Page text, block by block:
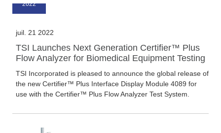
2022
juil. 21 2022
TSI Launches Next Generation Certifier™ Plus
Flow Analyzer for Biomedical Equipment Testing
TSI Incorporated is pleased to announce the global release of
the new Certifier™ Plus Interface Display Module 4089 for
use with the Certifier™ Plus Flow Analyzer Test System.